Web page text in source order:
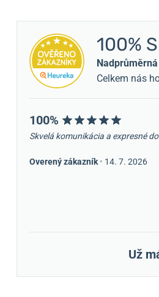
100%
Celkem nás
100%
Skvelá komunikácia a expresné
Overený zákazník • 14. 7. 2026
Už